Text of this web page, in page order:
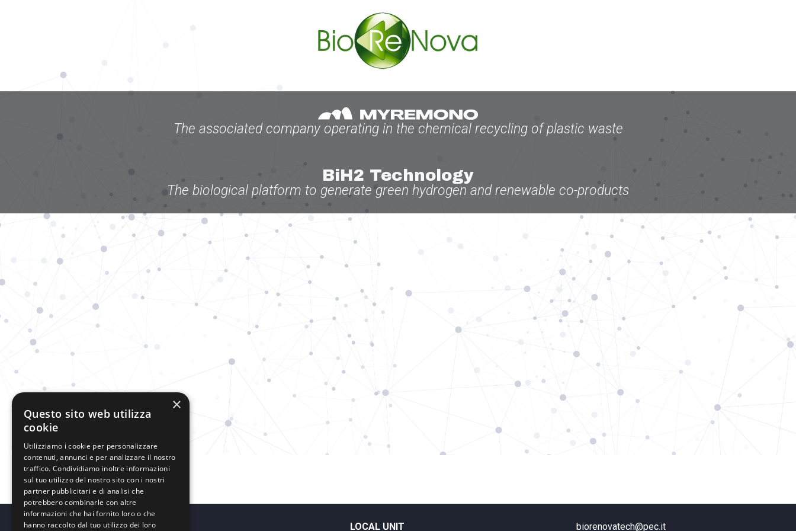
The associated company operating in the chemical recycling of plastic waste
BiH2 Technology
The biological platform to generate green hydrogen and renewable co-products
HEAD OFFICE LOCAL UNIT biorenovatech@pec.it
×
Questo sito web utilizza
cookie
Utilizziamo i cookie per personalizzare
contenuti, annunci e per analizzare il nostro
traffico. Condividiamo inoltre informazioni
sul tuo utilizzo del nostro sito con i nostri
partner pubblicitari e di analisi che
potrebbero combinarle con altre
informazioni che hai fornito loro o che
hanno raccolto dal tuo utilizzo dei loro